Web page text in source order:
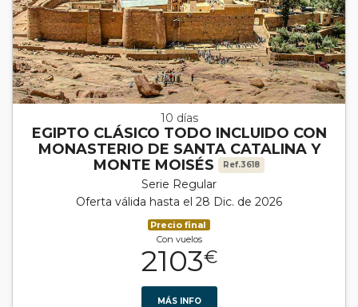
10 días
EGIPTO CLÁSICO TODO INCLUIDO CON
MONASTERIO DE SANTA CATALINA Y
MONTE MOISÉS
Ref.3618
Serie Regular
Oferta válida hasta el 28 Dic. de 2026
Precio final
Con vuelos
2103€
MÁS INFO